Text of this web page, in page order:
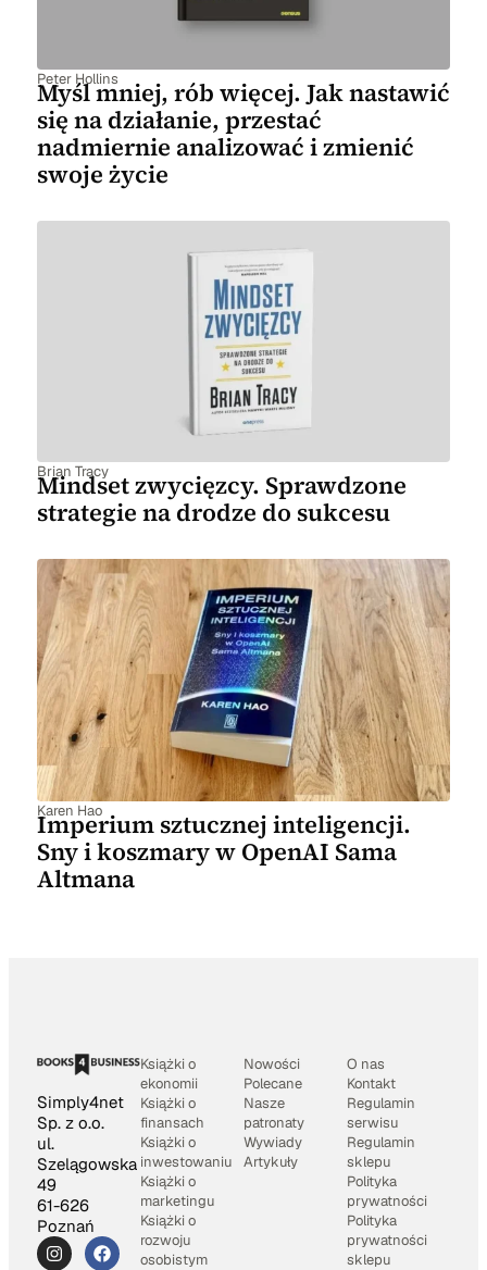
Peter Hollins
Myśl mniej, rób więcej. Jak nastawić
się na działanie, przestać
nadmiernie analizować i zmienić
swoje życie
Brian Tracy
Mindset zwycięzcy. Sprawdzone
strategie na drodze do sukcesu
Karen Hao
Imperium sztucznej inteligencji.
Sny i koszmary w OpenAI Sama
Altmana
Simply4net
Sp. z o.o.
ul.
Szelągowska
49
61-626
Poznań
Książki o
ekonomii
Książki o
finansach
Książki o
inwestowaniu
Książki o
marketingu
Książki o
rozwoju
osobistym
Nowości
Polecane
Nasze
patronaty
Wywiady
Artykuły
O nas
Kontakt
Regulamin
serwisu
Regulamin
sklepu
Polityka
prywatności
Polityka
prywatności
sklepu